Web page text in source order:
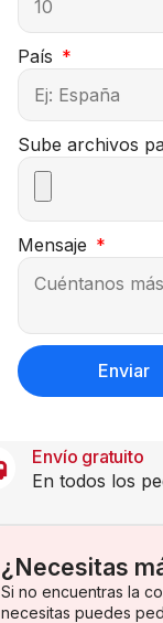
País
Sube archivos
Mensaje
Enviar
Envío gratuito
En todos los
¿Necesitas
Si no encuentras la
necesitas puedes